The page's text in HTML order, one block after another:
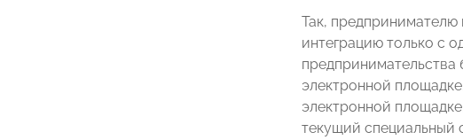
Так, предпринимателю
интеграцию только с
предпринимательства
электронной
электронной
текущий специальный